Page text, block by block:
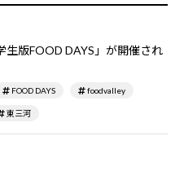
生版FOOD DAYS」が開催され
FOOD DAYS foodvalley
東三河